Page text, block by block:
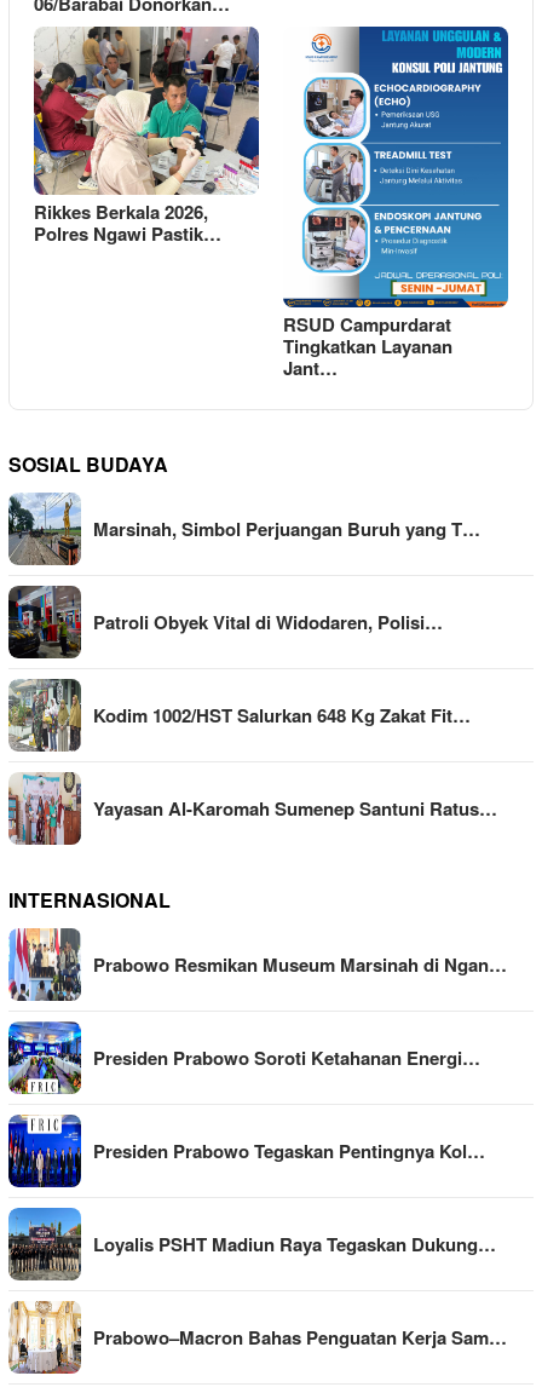
Rikkes Berkala 2026,
Polres Ngawi Pastik…
RSUD Campurdarat
Tingkatkan Layanan
Jant…
SOSIAL BUDAYA
Marsinah, Simbol Perjuangan Buruh yang T…
Patroli Obyek Vital di Widodaren, Polisi…
Kodim 1002/HST Salurkan 648 Kg Zakat Fit…
Yayasan Al-Karomah Sumenep Santuni Ratus…
INTERNASIONAL
Prabowo Resmikan Museum Marsinah di Ngan…
Presiden Prabowo Soroti Ketahanan Energi…
Presiden Prabowo Tegaskan Pentingnya Kol…
Loyalis PSHT Madiun Raya Tegaskan Dukung…
Prabowo–Macron Bahas Penguatan Kerja Sam…